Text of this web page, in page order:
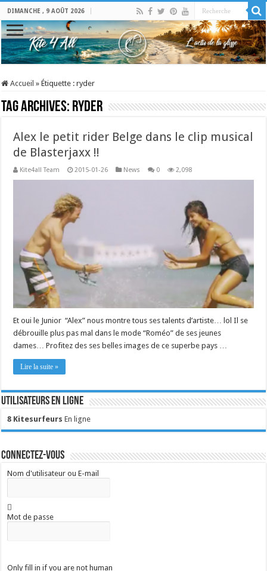
DIMANCHE , 9 AOÛT 2026
Accueil » Étiquette :ryder
Tag Archives: ryder
Alex le petit rider Belge dans le clip musical
de Blasterjaxx !!
Kite4all Team 2015-01-26 News 0 2,098
Et oui le Junior “Alex” nous montre tous ses talents d’artiste… lol Il se
débrouille plus pas mal dans le mode “Roméo” de ses jeunes
dames… Profitez des ses belles images de ce superbe pays …
Lire la suite »
Utilisateurs en ligne
8 Kitesurfeurs En ligne
Connectez-vous
Nom d'utilisateur ou E-mail
Mot de passe
Only fill in if you are not human